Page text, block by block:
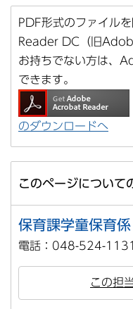
PDF形式のファイル
Reader DC（旧
お持ちでない方は、
できます。
のダウンロードへ
このページについて
保育課学童保育係
電話：048-524-1131
この担